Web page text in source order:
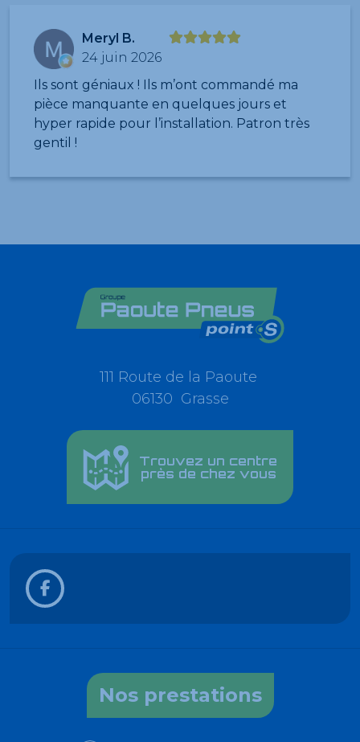
Meryl B.
24 juin 2026
Ils sont géniaux ! Ils m’ont commandé ma
pièce manquante en quelques jours et
hyper rapide pour l’installation. Patron très
gentil !
111 Route de la Paoute
06130 Grasse
Trouvez un centre
près de chez vous
Nos prestations